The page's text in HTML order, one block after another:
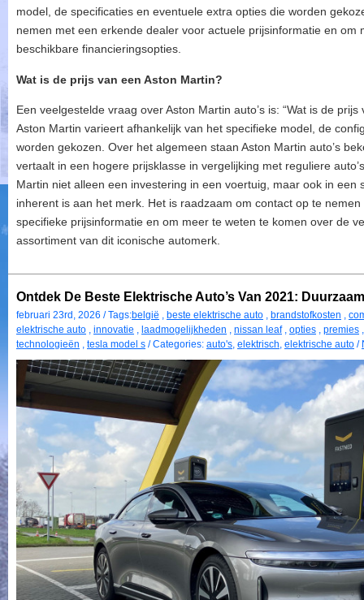
model, de specificaties en eventuele extra opties die worden
nemen met een erkende dealer voor actuele prijsinformatie en om
beschikbare financieringsopties.
Wat is de prijs van een Aston Martin?
Een veelgestelde vraag over Aston Martin auto’s is: “Wat is de
Aston Martin varieert afhankelijk van het specifieke model, de
worden gekozen. Over het algemeen staan Aston Martin auto’s
vertaalt in een hogere prijsklasse in vergelijking met reguliere
Martin niet alleen een investering in een voertuig, maar ook in een
inherent is aan het merk. Het is raadzaam om contact op te
specifieke prijsinformatie en om meer te weten te komen over de
assortiment van dit iconische automerk.
Ontdek De Beste Elektrische Auto’s Van 2021:
februari 23rd, 2026 / Tags:belgië , beste elektrische auto , brandstofkosten ,
elektrische auto , innovatie , laadmogelijkheden , nissan leaf, opties , premies
technologieën , tesla model s / Categories: auto's, elektrisch, elektrische auto /